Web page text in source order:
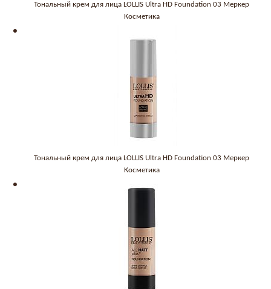
Тональный крем для лица LOLLIS Ultra HD Foundation 03 Меркер
Косметика
Тональный крем для лица LOLLIS Ultra HD Foundation 03 Меркер
Косметика